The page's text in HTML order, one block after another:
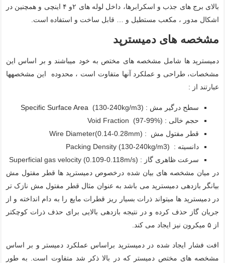
بالای برج های جذب و اسکرابرها، داخل لوله های ۲و ۴ اینچی و همچنین در
اشکال مدور ، مکعب مستطیل و … قابل ساخت و استفاده است.
مشخصه های دمیسترپد
دمیسترپد ها شامل مشخصه های مختص به خود می‍باشند و بر اساس این
مشخصات، طراحی و عملکرد آن‍ها متفاوت است ، محدوده این مشخصه‍ها
عبارتند از :
سطح درگیر مش : Specific Surface Area (130-240kg/m3)
حجم خالی : Void Fraction (97-99%)
قطر مفتول مش : Wire Diameter(0.14-0.28mm)
دانسیته : Packing Density (130-240kg/m3)
سرعت ظاهری گاز : Superficial gas velocity (0.109-0.118m/s)
در میان مشخصه های بیان شده درخصوص دمیسترپد ها قطر مفتول مش
بیانگر بازدهی دمیسترپد می باشد به عنوان مثال قطر مفتول مش نازک تر
در دمیسترپد ها میتواند ذرات بسیار ریز قطرات مایع را به دام انداخته و از
جریان گاز حذف کرده و در نتیجه بازدهی بالایی برای حذف ذرات کوچکتر
از ۵ میکرون نیز ایجاد می کند.
افت فشار ایجاد شده در دمیسترپد براساس عملکرد دمیستر و بر اساس
مشخصه های مختص دمیستر که در بالا ذکر شد متفاوت است. به طور